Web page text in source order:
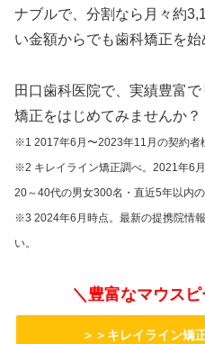
ナブルで、分割なら月々約
い金額からでも歯科矯正を始
田口歯科医院で、実績豊富
矯正をはじめてみませんか？
※1 2017年6⽉〜2023年11⽉の契約者
※2 キレイライン矯正調べ。2021年6
20～40代の男女300名・直近5年以内
※3 2024年6月時点。最新の提携院情
い。
＼豊富なマウス
＞＞キレイライン矯